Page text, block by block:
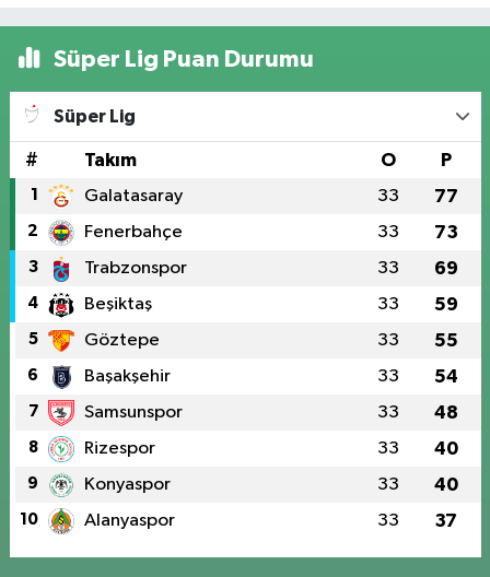
Süper Lig Puan Durumu
Süper Lig
# Takım O P
1 Galatasaray 33 77
2 Fenerbahçe 33 73
3 Trabzonspor 33 69
4 Beşiktaş 33 59
5 Göztepe 33 55
6 Başakşehir 33 54
7 Samsunspor 33 48
8 Rizespor 33 40
9 Konyaspor 33 40
10 Alanyaspor 33 37